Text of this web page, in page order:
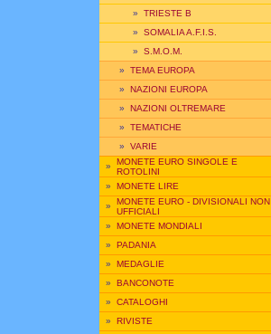
» TRIESTE B
» SOMALIA A.F.I.S.
» S.M.O.M.
» TEMA EUROPA
» NAZIONI EUROPA
» NAZIONI OLTREMARE
» TEMATICHE
» VARIE
» MONETE EURO SINGOLE E
ROTOLINI
» MONETE LIRE
» MONETE EURO - DIVISIONALI NON
UFFICIALI
» MONETE MONDIALI
» PADANIA
» MEDAGLIE
» BANCONOTE
» CATALOGHI
» RIVISTE